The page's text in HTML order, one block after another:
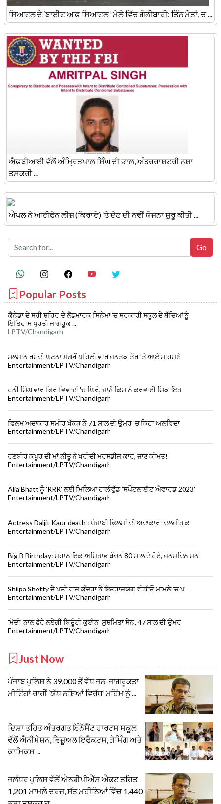
ਸਿਆਟਲ ਦੇ ‘ਬਾਈਟ ਆਫ਼ ਸਿਆਟਲ ’ ਮੇਲੇ ਵਿੱਚ ਗੋਲੀਬਾਰੀ: ਤਿੰਨ ਮੌਤਾਂ, ਚ ...
ਐਫ਼ਬੀਆਈ ਵੱਲੋਂ ਅੰਮ੍ਰਿਤਪਾਲ ਸਿੰਘ ਦੀ ਭਾਲ, ਅੰਤਰਰਾਸ਼ਟਰੀ ਨਸ਼ਾ
ਤਸਕਰੀ ...
ਐਪਲ ਨੇ ਆਈਫੋਨ ਲੀਜ਼ (ਕਿਰਾਏ) ’ਤੇ ਦੇਣ ਦੀ ਨਵੀਂ ਯੋਜਨਾ ਸ਼ੁਰੂ ਕੀਤੀ ...
Popular Posts
ਕੈਨੇਡਾ ਦੇ ਸਰੀ ਸ਼ਹਿਰ ਦੇ ਲੈਂਡਮਾਰਕ ਸਿਨੇਮਾ 'ਚ ਸਰਕਾਰੀ ਸਕੂਲ ਦੇ ਬੱਚਿਆਂ ਨੂੰ
ਇਤਿਹਾਸ ਪ੍ਰਤੀ ਜਾਗਰੂਕ ...
LPTV/Chandigarh
ਸਲਮਾਨ ਰਸ਼ਦੀ ਘਟਨਾ ਮਗਰੋਂ ਪਹਿਲੀ ਵਾਰ ਜਨਤਕ ਤੌਰ 'ਤੇ ਆਏ ਸਾਹਮਣੇ
Entertainment/LPTV/Chandigarh
ਹਨੀ ਸਿੰਘ ਵਾਰ ਫਿਰ ਵਿਵਾਦਾਂ 'ਚ ਘਿਰੇ, ਜਾਣੋ ਕਿਸ ਨੇ ਕਰਵਾਈ ਸ਼ਿਕਾਇਤ
Entertainment/LPTV/Chandigarh
ਫਿਲਮ ਅਦਾਕਾਰ ਸਮੀਰ ਖੱਕੜ ਨੇ 71 ਸਾਲ ਦੀ ਉਮਰ 'ਚ ਕਿਹਾ ਅਲਵਿਦਾ
Entertainment/LPTV/Chandigarh
ਰਣਬੀਰ ਕਪੂਰ ਦੀ ਮਾਂ ਨੀਤੂ ਨੇ ਖਰੀਦੀ ਮਰਸਡੀਜ਼ ਕਾਰ, ਜਾਣੋ ਕੀਮਤ!
Entertainment/LPTV/Chandigarh
Alia Bhatt ਨੂੰ 'RRR' ਲਈ ਮਿਲਿਆ ਹਾਲੀਵੁੱਡ 'ਸਪੌਟਲਾਈਟ ਐਵਾਰਡ 2023'
Entertainment/LPTV/Chandigarh
Actress Daljit Kaur death : ਪੰਜਾਬੀ ਫ਼ਿਲਮਾਂ ਦੀ ਅਦਾਕਾਰਾ ਦਲਜੀਤ ਕ
Entertainment/LPTV/Chandigarh
Big B Birthday: ਮਹਾਨਾਇਕ ਅਮਿਤਾਭ ਬੱਚਨ 80 ਸਾਲ ਦੇ ਹੋਏ, ਜਨਮਦਿਨ ਮਨ
Entertainment/LPTV/Chandigarh
Shilpa Shetty ਦੇ ਪਤੀ ਰਾਜ ਕੁੰਦਰਾ ਨੇ ਇਤਰਾਜ਼ਯੋਗ ਵੀਡੀਓ ਮਾਮਲੇ 'ਚ ਪ
Entertainment/LPTV/Chandigarh
'ਮੋਦੀ' ਨਾਲ ਫੇਰੇ ਲਏਗੀ ਬਿਊਟੀ ਕੁਈਨ 'ਸੁਸ਼ਮਿਤਾ ਸੇਨ', 47 ਸਾਲ ਦੀ ਉਮਰ
Entertainment/LPTV/Chandigarh
Just Now
ਪੰਜਾਬ ਪੁਲਿਸ ਨੇ 39,000 ਤੋਂ ਵੱਧ ਜਨ-ਜਾਗਰੂਕਤਾ
ਮੀਟਿੰਗਾਂ ਰਾਹੀਂ ‘ਯੁੱਧ ਨਸ਼ਿਆਂ ਵਿਰੁੱਧ’ ਮੁਹਿੰਮ ਨੂੰ ...
ਦਿਸ਼ਾ ਤਹਿਤ ਅੰਤਰਗਤ ਇੰਨੋਸੈਂਟ ਹਾਰਟਸ ਸਕੂਲ
ਵੱਲੋਂ ਐਨੀਮੇਸ਼ਨ, ਵਿਜ਼ੂਅਲ ਇਫੈਕਟਸ, ਗੇਮਿੰਗ ਅਤੇ
ਕਾਮਿਕਸ ...
ਜਲੰਧਰ ਪੁਲਿਸ ਵੱਲੋਂ ਐਨਡੀਪੀਐੱਸ ਐਕਟ ਤਹਿਤ
1,201 ਮਾਮਲੇ ਦਰਜ, ਸੱਤ ਮਹੀਨਿਆਂ ਵਿੱਚ 1,440